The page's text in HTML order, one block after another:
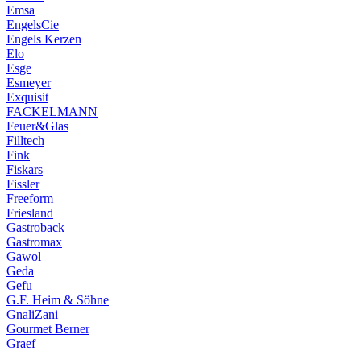
Emsa
EngelsCie
Engels Kerzen
Elo
Esge
Esmeyer
Exquisit
FACKELMANN
Feuer&Glas
Filltech
Fink
Fiskars
Fissler
Freeform
Friesland
Gastroback
Gastromax
Gawol
Geda
Gefu
G.F. Heim & Söhne
GnaliZani
Gourmet Berner
Graef